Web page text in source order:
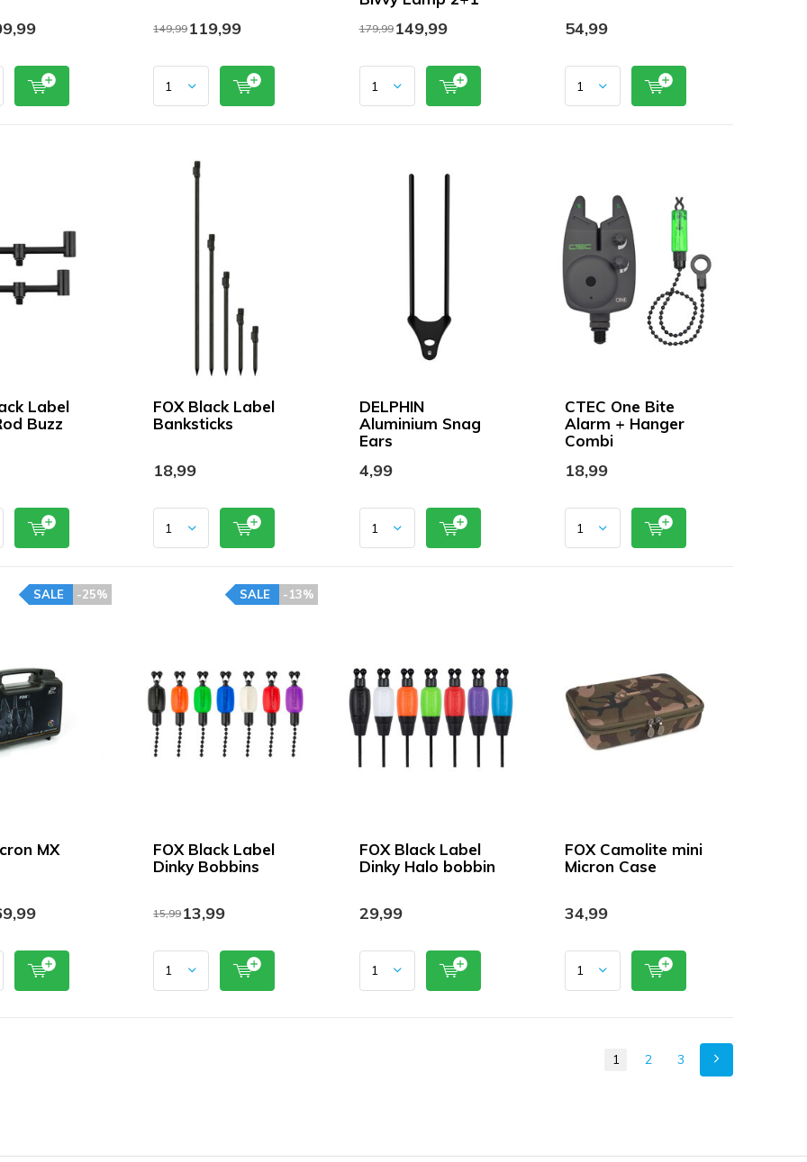
149,99119,99 179,99149,99 54,99
Label
Buzz
FOX Black Label
Banksticks
18,99
DELPHIN
Aluminium Snag
Ears
4,99
CTEC One Bite
Alarm + Hanger
Combi
18,99
MX
-25%
SALE
FOX Black Label
Dinky Bobbins
-13%
SALE
15,9913,99
FOX Black Label
Dinky Halo bobbin
29,99
FOX Camolite mini
Micron Case
34,99
1 2 3